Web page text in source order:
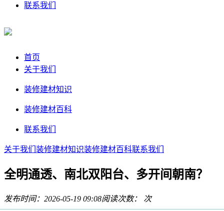
联系我们
首页
关于我们
装修建材知识
装修建材百科
联系我们
关于我们 装修建材知识装修建材百科联系我们
全明通透、南北双阳台、多开间朝南？
发布时间：2026-05-19 09:08阅读次数： 次